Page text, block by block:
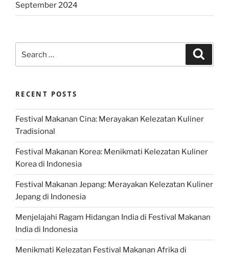
September 2024
for:
RECENT POSTS
Festival Makanan Cina: Merayakan Kelezatan Kuliner
Tradisional
Festival Makanan Korea: Menikmati Kelezatan Kuliner
Korea di Indonesia
Festival Makanan Jepang: Merayakan Kelezatan Kuliner
Jepang di Indonesia
Menjelajahi Ragam Hidangan India di Festival Makanan
India di Indonesia
Menikmati Kelezatan Festival Makanan Afrika di